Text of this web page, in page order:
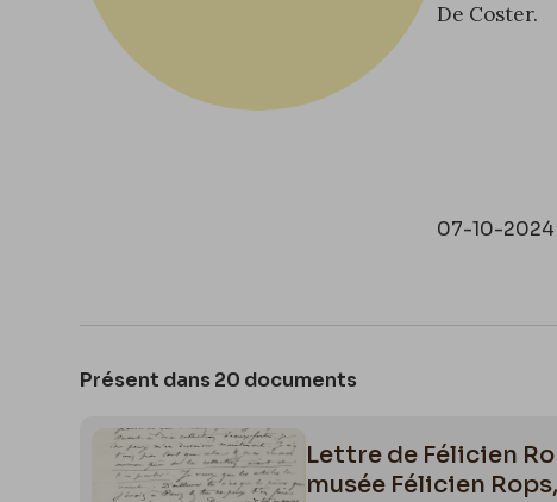
De Coster.
07-10-2024
Présent dans 20 documents
Lettre de Félicien
musée Félicien